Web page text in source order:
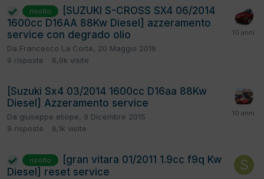
risolto
[SUZUKI S-CROSS SX4 06/2014
1600cc D16AA 88Kw Diesel] azzeramento
service con degrado olio
Da Francesco La Corte, 20 Maggio 2016
9 risposte 6,9k visite
[Suzuki Sx4 03/2014 1600cc D16aa 88Kw
Diesel] Azzeramento service
Da giuseppe etiope, 9 Dicembre 2015
9 risposte 6,1k visite
risolto
[gran vitara 01/2011 1.9cc f9q Kw
Diesel] reset service